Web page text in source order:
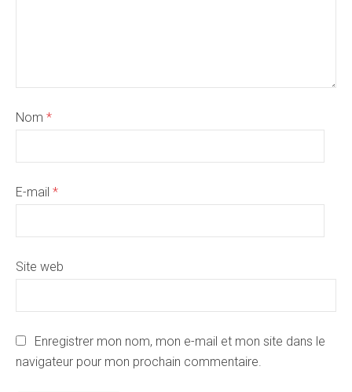
Nom *
E-mail *
Site web
Enregistrer mon nom, mon e-mail et mon site dans le
navigateur pour mon prochain commentaire.